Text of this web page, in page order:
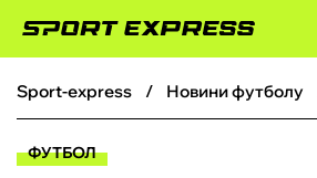
ФУТБОЛ
sport-express новини футболу
ФУТБОЛ